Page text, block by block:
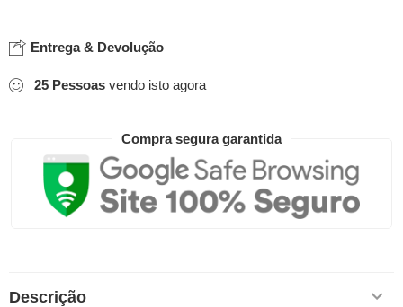
Entrega & Devolução
25 Pessoas vendo isto agora
Compra segura garantida
Descrição